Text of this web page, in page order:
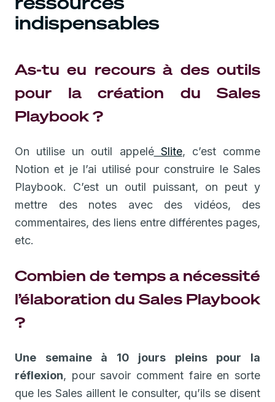
indispensables
As-tu eu recours à des outils
pour la création du Sales
Playbook ?
On utilise un outil appeléSlite, c’est comme
Notion et je l’ai utilisé pour construire le Sales
Playbook. C’est un outil puissant, on peut y
mettre des notes avec des vidéos, des
commentaires, des liens entre différentes pages,
etc.
Combien de temps a nécessité
l’élaboration du Sales Playbook
?
Une semaine à 10 jours pleins pour la
réflexion, pour savoir comment faire en sorte
que les Sales aillent le consulter, qu’ils se disent